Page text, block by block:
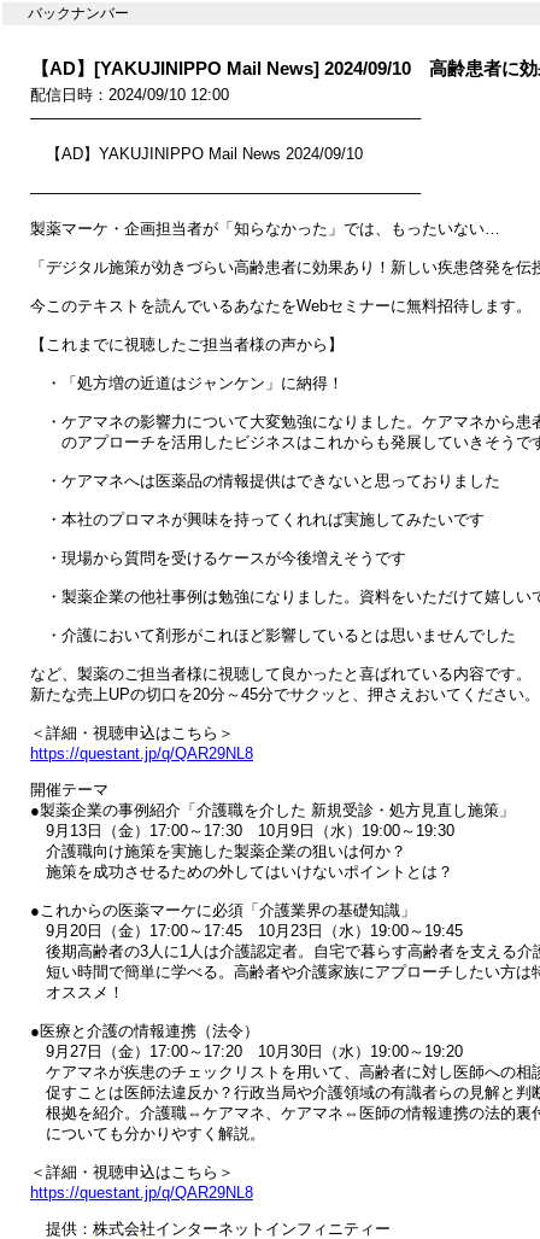
バックナンバー
【AD】[YAKUJINIPPO Mail News] 2024/09/10 高齢患者に
配信日時：2024/09/10 12:00
────────────────────────────────────
【AD】YAKUJINIPPO Mail News 2024/09/10
────────────────────────────────────
製薬マーケ・企画担当者が「知らなかった」では、もったいない…
「デジタル施策が効きづらい高齢患者に効果あり！新しい疾患啓発を伝
今このテキストを読んでいるあなたをWebセミナーに無料招待します。
【これまでに視聴したご担当者様の声から】
・「処方増の近道はジャンケン」に納得！
・ケアマネの影響力について大変勉強になりました。ケアマネから患
のアプローチを活用したビジネスはこれからも発展していきそうで
・ケアマネへは医薬品の情報提供はできないと思っておりました
・本社のプロマネが興味を持ってくれれば実施してみたいです
・現場から質問を受けるケースが今後増えそうです
・製薬企業の他社事例は勉強になりました。資料をいただけて嬉しい
・介護において剤形がこれほど影響しているとは思いませんでした
など、製薬のご担当者様に視聴して良かったと喜ばれている内容です。
新たな売上UPの切口を20分～45分でサクッと、押さえおいてください。
https://questant.jp/q/QAR29NL8
開催テーマ
●製薬企業の事例紹介「介護職を介した 新規受診・処方見直し施策」
9月13日（金）17:00～17:30　10月9日（水）19:00～19:30
介護職向け施策を実施した製薬企業の狙いは何か？
施策を成功させるための外してはいけないポイントとは？
●これからの医薬マーケに必須「介護業界の基礎知識」
9月20日（金）17:00～17:45　10月23日（水）19:00～19:45
後期高齢者の3人に1人は介護認定者。自宅で暮らす高齢者を支える介
短い時間で簡単に学べる。高齢者や介護家族にアプローチしたい方は
オススメ！
●医療と介護の情報連携（法令）
9月27日（金）17:00～17:20　10月30日（水）19:00～19:20
ケアマネが疾患のチェックリストを用いて、高齢者に対し医師への相
促すことは医師法違反か？行政当局や介護領域の有識者らの見解と判
根拠を紹介。介護職⇔ケアマネ、ケアマネ⇔医師の情報連携の法的裏
についても分かりやすく解説。
https://questant.jp/q/QAR29NL8
提供：株式会社インターネットインフィニティー